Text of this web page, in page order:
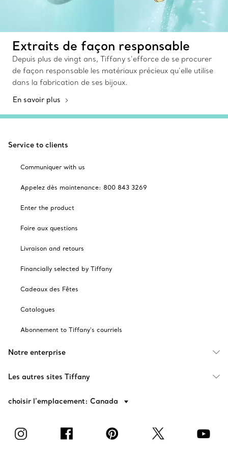
Extraits de façon responsable
Depuis plus de vingt ans, Tiffany s’efforce de se procurer
de façon responsable les matériaux précieux qu’elle utilise
dans la fabrication de ses bijoux.
En savoir plus
Service to clients
Communiquer with us
Appelez dès maintenance: 800 843 3269
Enter the product
Foire aux questions
Livraison and retours
Financially selected by Tiffany
Cadeaux des Fêtes
Catalogues
Abonnement to Tiffany's courriels
Notre enterprise
Les autres sites Tiffany
choisir l’emplacement: Canada